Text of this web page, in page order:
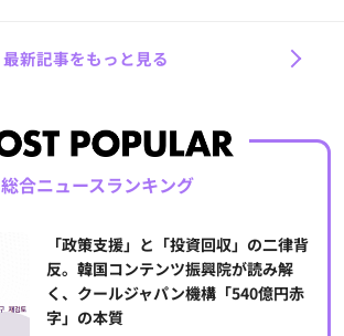
最新記事をもっと見る
総合ニュースランキング
「政策支援」と「投資回収」の二律背
反。韓国コンテンツ振興院が読み解
く、クールジャパン機構「540億円赤
字」の本質